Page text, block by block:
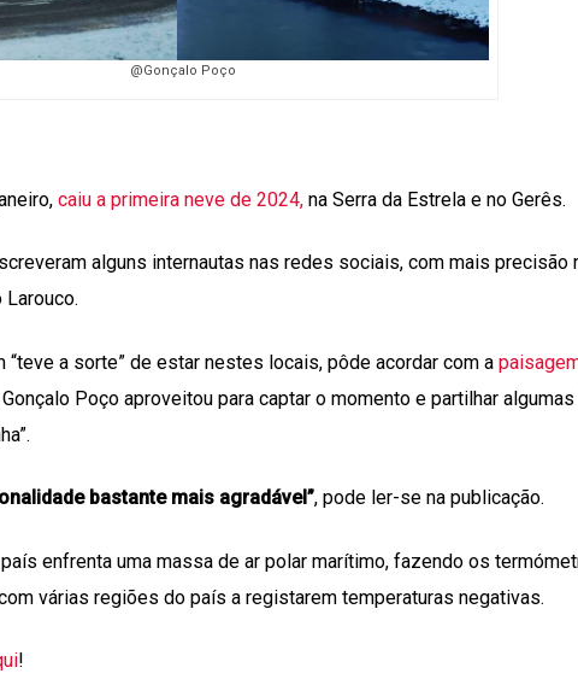
@Gonçalo Poço
caiu a primeira neve de 2024,na Serra da Estrela e no Gerês.
alguns internautas nas redes sociais, com mais precisão
“teve a sorte” de estar nestes locais, pôde acordar com a
Poço aproveitou para captar o momento e partilhar
bastante mais agradável”, pode ler-se na publicação.
enfrenta uma massa de ar polar marítimo, fazendo os
várias regiões do país a registarem temperaturas negativas.
!